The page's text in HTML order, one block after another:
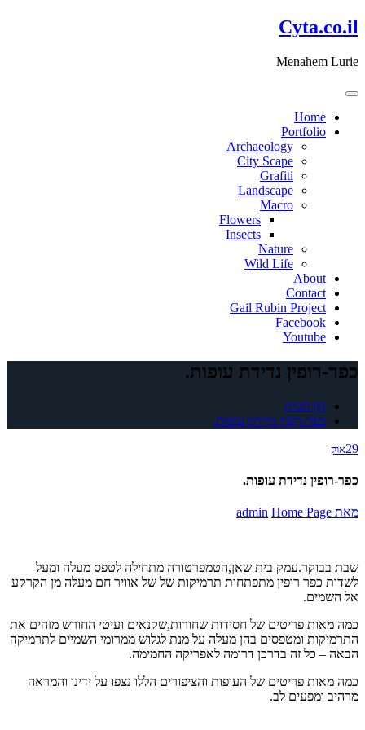
דלג
לתוכן
Cyta.co.il
Menahem Lurie
Home
Portfolio
Archaeology
City Scape
Grafiti
Landscape
Macro
Flowers
Insects
Nature
Wild Life
About
Contact
Gail Rubin Project
Facebook
Youtube
כפר-רופין נדידת עופות.
דף הבית
כפר-רופין נדידת עופות.
29אוק
כפר-רופין נדידת עופות.
מאת admin Home Page
שבת בבוקר.עמק בית שאן,הטמפרטורה מתחילה לטפס מעלה ומעל
לשדות כפר רופין מתפתחות תרמיקות של של אוויר חם מעלה מן הקרקע
אל השמים.
כמה מאות פריטים של חסידות שחורות,שקנאים ועיטי החורש מזהים את
התרמיקות ומטפסים בהן מעלה על מנת לגלוש ממרומי השמיים לתרמיקה
הבאה – כל זה בדרכן דרומה לאפריקה החמימה.
כמה מאות פריטים של העופות והציפורים הללו נצפו על ידינו והמראה
מרהיב ומפעים לב.